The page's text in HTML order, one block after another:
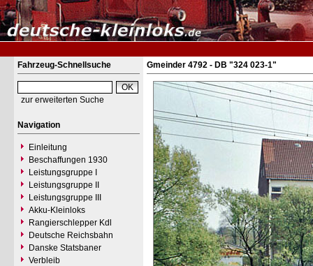
Fahrzeug-Schnellsuche
zur erweiterten Suche
Navigation
Einleitung
Beschaffungen 1930
Leistungsgruppe I
Leistungsgruppe II
Leistungsgruppe III
Akku-Kleinloks
Rangierschlepper Kdl
Deutsche Reichsbahn
Danske Statsbaner
Verbleib
Gmeinder 4792 - DB "324 023-1"